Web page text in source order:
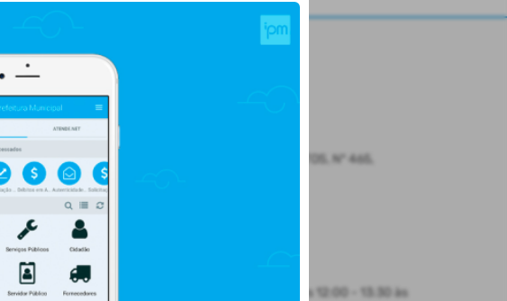
Rua CEL. JULIO PEREIRA DOS SANTOS, Nº 465,
CENTRO
Santo Augusto/
8:30 às 12:00 - 13:30 às